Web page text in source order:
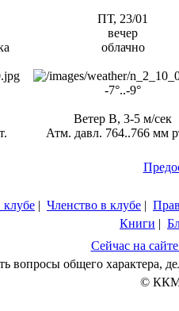
ПТ, 23/01
вечер
облачно
-7°..-9°
Ветер В, 3-5 м/сек
Атм. давл. 764..766 мм
| Членство в клубе |
Книги |
Сейчас на
вопросы общего характера,
© ККМ